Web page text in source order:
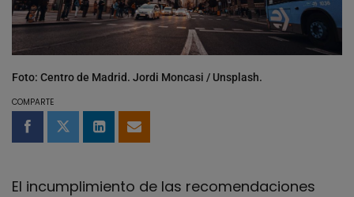
Foto: Centro de Madrid. Jordi Moncasi / Unsplash.
COMPARTE
Compartir en Facebook
Compartir en Twitter
Compartir en LinkedIn
Compartir por email
El incumplimiento de las recomendaciones